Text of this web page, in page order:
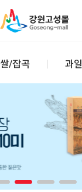
쌀/잡곡 과일